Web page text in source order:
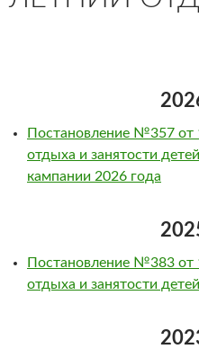
Постановление №357 от
отдыха и занятости
кампании 2026 года
Постановление №383 от
отдыха и занятости